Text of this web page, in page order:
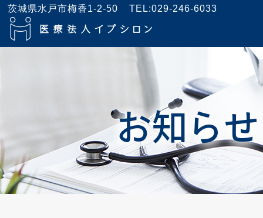
茨城県水戸市梅香1-2-50 TEL:029-246-6033
お知らせ